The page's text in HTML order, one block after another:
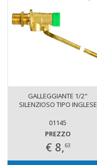
GALLEGGIANTE 1/2"
SILENZIOSO TIPO INGLESE
01145
PREZZO
€ 8,63